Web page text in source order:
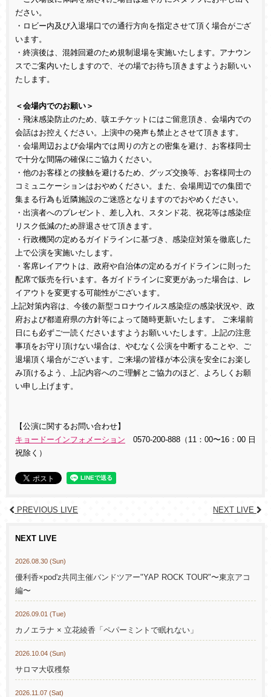
ださい。
・ロビー内及び入退場口での通行方向を指定させて頂く場合がござ
います。
・終演後は、混雑回避のため規制退場を実施いたします。アナウン
スでご案内いたしますので、その場でお待ち頂きますようお願いい
たします。
＜会場内でのお願い＞
・飛沫感染防止のため、咳エチケットにはご留意頂き、会場内での
会話はお控えください。上演中の発声も禁止とさせて頂きます。
・会場周辺および会場内では周りの方との密集を避け、お客様同士
で十分な間隔の確保にご協力ください。
・他のお客様との接触を避けるため、グッズ交換等、お客様同士の
コミュニケーションはおやめください。また、会場周辺での集団で
集まる行為も近隣施設のご迷惑となりますのでおやめください。
・出演者へのプレゼント、差し入れ、スタンド花、祝花等は感染症
リスク低減のため辞退させて頂きます。
・行政機関の定めるガイドラインに基づき、感染症対策を徹底した
上で公演を実施いたします。
・客席レイアウトは、政府や自治体の定めるガイドラインに則った
配席で販売を行います。各ガイドラインに変更があった場合は、レ
イアウトを変更する可能性がございます。
上記対策内容は、今後の新型コロナウイルス感染症の感染状況や、政
府および都道府県の方針等によって随時更新いたします。 ご来場前
日にも必ずご一読くださいますようお願いいたします。 上記の注意
事項をお守り頂けない場合は、やむなく公演を中断することや、ご
退場頂く場合がございます。ご来場の皆様が本公演を安全にお楽し
み頂けるよう、上記内容へのご理解とご協力のほど、よろしくお願
い申し上げます。
【公演に関するお問い合わせ】
キョードーインフォメーション 0570-200-888（11：00〜16：00 日
祝除く）
PREVIOUS LIVE NEXT LIVE
NEXT LIVE
2026.08.30 (Sun)
優利香×pod'z共同主催バンドツアー"YAP ROCK TOUR"〜東京アコ
編〜
2026.09.01 (Tue)
カノエラナ × 立花綾香「ペパーミントで眠れない」
2026.10.04 (Sun)
サロマ大収穫祭
2026.11.07 (Sat)